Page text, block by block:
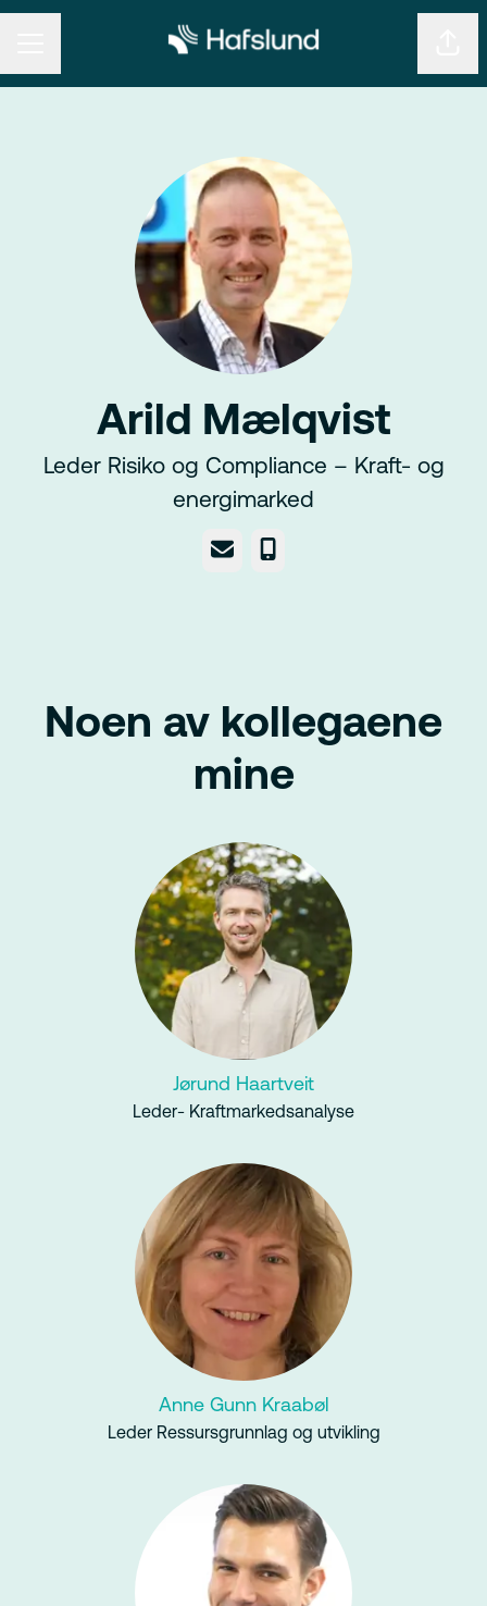
Arild Mælqvist
Leder Risiko og Compliance – Kraft- og
energimarked
E-post Telefonnummer
Noen av kollegaene
mine
Jørund Haartveit
Leder- Kraftmarkedsanalyse
Anne Gunn Kraabøl
Leder Ressursgrunnlag og utvikling